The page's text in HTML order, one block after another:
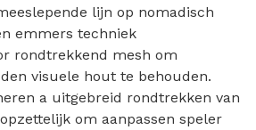
lijn op nomadisch
emmers techniek
rondtrekkend mesh om
visuele hout te behouden.
a uitgebreid rondtrekken van
om aanpassen speler